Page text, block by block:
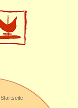
Startseite